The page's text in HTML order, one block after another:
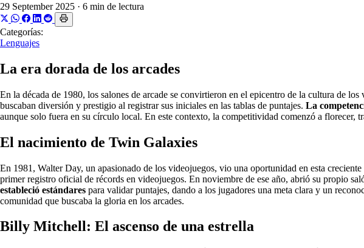
29 September 2025 · 6 min de lectura
Categorías:
Lenguajes
La era dorada de los arcades
En la década de 1980, los salones de arcade se convirtieron en el epicentro de la cultura de
buscaban diversión y prestigio al registrar sus iniciales en las tablas de puntajes. La
aunque solo fuera en su círculo local. En este contexto, la competitividad comenzó a florecer,
El nacimiento de Twin Galaxies
En 1981, Walter Day, un apasionado de los videojuegos, vio una oportunidad en esta
primer registro oficial de récords en videojuegos. En noviembre de ese año, abrió su propio
estableció estándares para validar puntajes, dando a los jugadores una meta clara y un
comunidad que buscaba la gloria en los arcades.
Billy Mitchell: El ascenso de una estrella